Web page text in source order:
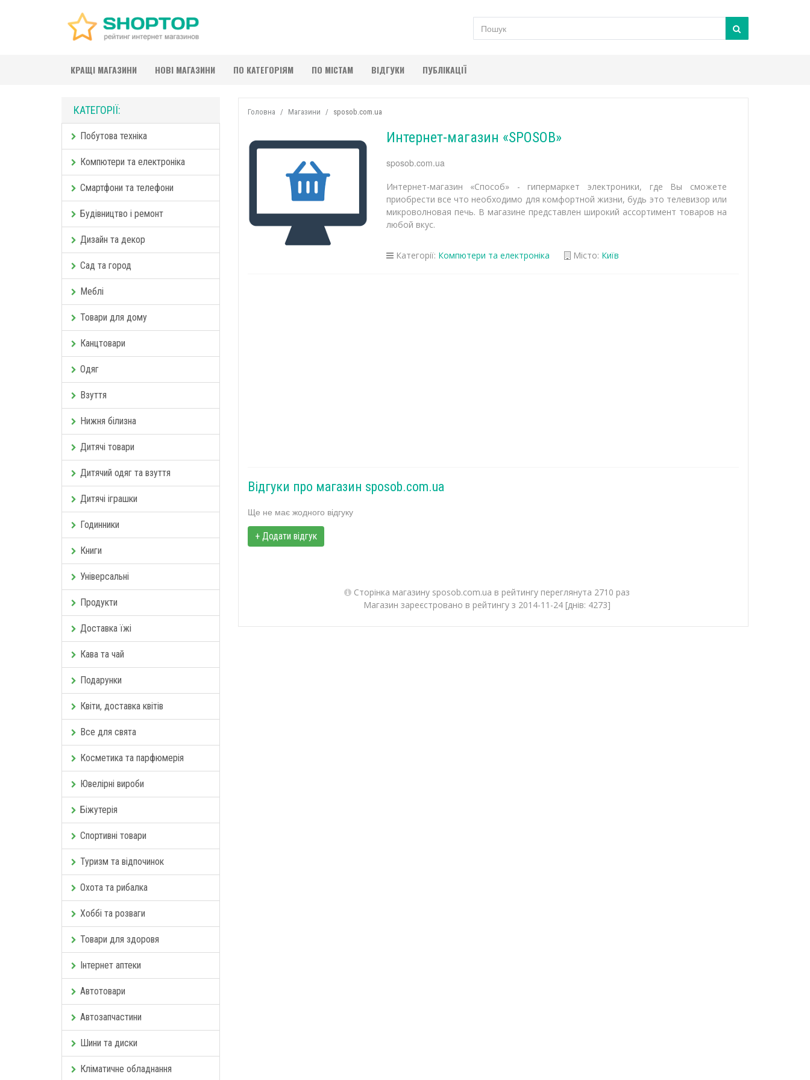
КРАЩІ МАГАЗИНИ НОВІ МАГАЗИНИ ПО КАТЕГОРІЯМ ПО МІСТАМ ВІДГУКИ ПУБЛІКАЦІЇ
КАТЕГОРІЇ:
Побутова техніка
Компютери та електроніка
Смартфони та телефони
Будівництво і ремонт
Дизайн та декор
Сад та город
Меблі
Товари для дому
Канцтовари
Одяг
Взуття
Нижня білизна
Дитячі товари
Дитячий одяг та взуття
Дитячі іграшки
Годинники
Книги
Універсальні
Продукти
Доставка їжі
Кава та чай
Подарунки
Квіти, доставка квітів
Все для свята
Косметика та парфюмерія
Ювелірні вироби
Біжутерія
Спортивні товари
Туризм та відпочинок
Охота та рибалка
Хоббі та розваги
Товари для здоровя
Інтернет аптеки
Автотовари
Автозапчастини
Шини та диски
Кліматичне обладнання
Головна Магазини sposob.com.ua
Интернет-магазин «SPOSOB»
sposob.com.ua
Интернет-магазин «Способ» - гипермаркет электроники, где Вы сможете
приобрести все что необходимо для комфортной жизни, будь это телевизор или
микроволновая печь. В магазине представлен широкий ассортимент товаров на
любой вкус.
Категорії: Компютери та електроніка Місто: Київ
Відгуки про магазин sposob.com.ua
Ще не має жодного відгуку
+ Додати відгук
Сторінка магазину sposob.com.ua в рейтингу переглянута 2710 раз
Магазин зареєстровано в рейтингу з 2014-11-24 [днів: 4273]